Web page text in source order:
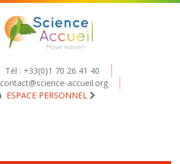
Tél : +33(0)1 70 26 41 40
contact@science-accueil.org
ESPACE PERSONNEL